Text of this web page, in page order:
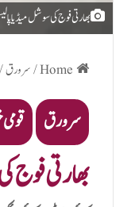
بھارتی فوج کی سوشل میڈیا
/سرورق/
سرورق
بھارتی فوج